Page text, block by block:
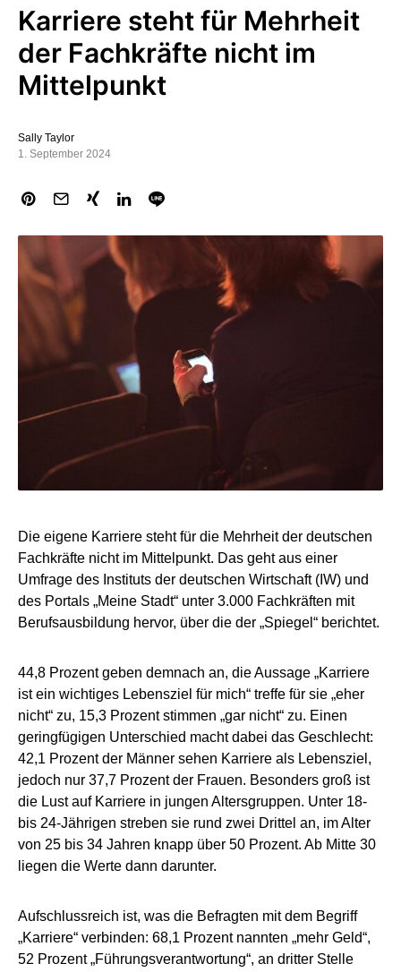
Karriere steht für Mehrheit
der Fachkräfte nicht im
Mittelpunkt
Sally Taylor
1. September 2024
Die eigene Karriere steht für die Mehrheit der deutschen
Fachkräfte nicht im Mittelpunkt. Das geht aus einer
Umfrage des Instituts der deutschen Wirtschaft (IW) und
des Portals „Meine Stadt“ unter 3.000 Fachkräften mit
Berufsausbildung hervor, über die der „Spiegel“ berichtet.
44,8 Prozent geben demnach an, die Aussage „Karriere
ist ein wichtiges Lebensziel für mich“ treffe für sie „eher
nicht“ zu, 15,3 Prozent stimmen „gar nicht“ zu. Einen
geringfügigen Unterschied macht dabei das Geschlecht:
42,1 Prozent der Männer sehen Karriere als Lebensziel,
jedoch nur 37,7 Prozent der Frauen. Besonders groß ist
die Lust auf Karriere in jungen Altersgruppen. Unter 18-
bis 24-Jährigen streben sie rund zwei Drittel an, im Alter
von 25 bis 34 Jahren knapp über 50 Prozent. Ab Mitte 30
liegen die Werte dann darunter.
Aufschlussreich ist, was die Befragten mit dem Begriff
„Karriere“ verbinden: 68,1 Prozent nannten „mehr Geld“,
52 Prozent „Führungsverantwortung“, an dritter Stelle